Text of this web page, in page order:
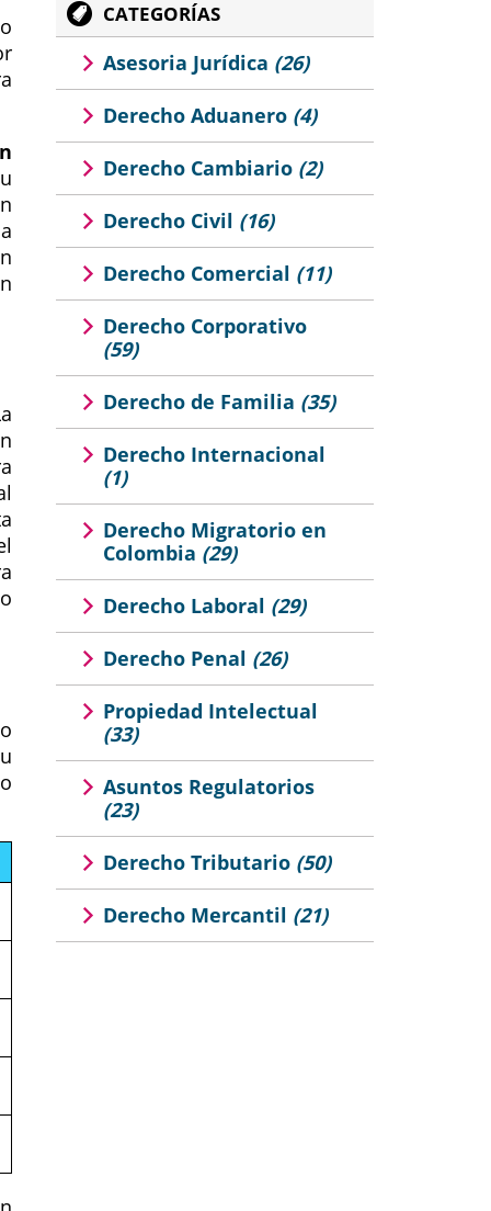
CATEGORÍAS
Asesoria Jurídica (26)
Derecho Aduanero (4)
Derecho Cambiario (2)
Derecho Civil (16)
Derecho Comercial (11)
Derecho Corporativo
(59)
Derecho de Familia (35)
Derecho Internacional
(1)
Derecho Migratorio en
Colombia (29)
Derecho Laboral (29)
Derecho Penal (26)
Propiedad Intelectual
(33)
Asuntos Regulatorios
(23)
Derecho Tributario (50)
Derecho Mercantil (21)